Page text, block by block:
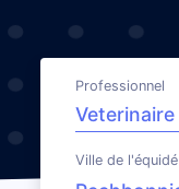
Professionnel
Ville de l'équidé